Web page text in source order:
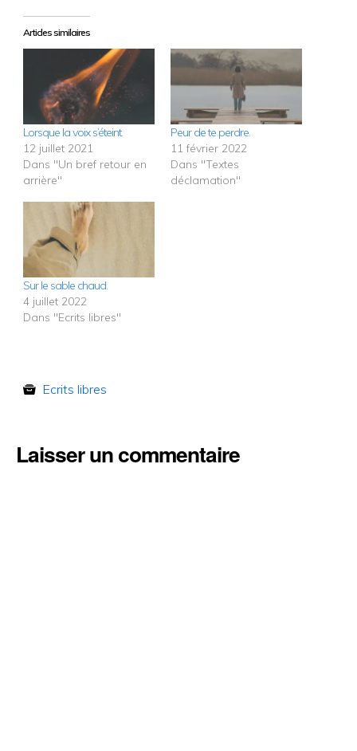
Articles similaires
Lorsque la voix s’éteint.
12 juillet 2021
Dans "Un bref retour en
arrière"
Peur de te perdre.
11 février 2022
Dans "Textes
déclamation"
Sur le sable chaud.
4 juillet 2022
Dans "Ecrits libres"
Ecrits libres
Laisser un commentaire